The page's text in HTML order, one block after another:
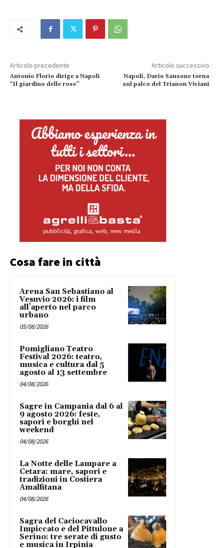
Articolo precedente
Antonio Florio dirige a Napoli
“Il giardino delle rose”
Articolo successivo
Napoli, Dario Sansone torna
sul palco del Trianon Viviani
Cosa fare in città
Arena San Sebastiano al
Vesuvio 2026: i film
all’aperto nel parco
urbano
05/08/2026
Pomigliano Teatro
Festival 2026: teatro,
musica e cultura dal 5
agosto al 13 settembre
04/08/2026
Sagre in Campania dal 6 al
9 agosto 2026: feste,
sapori e borghi nel
weekend
04/08/2026
La Notte delle Lampare a
Cetara: mare, sapori e
tradizioni in Costiera
Amalfitana
04/08/2026
Sagra del Caciocavallo
Impiccato e del Pittulone a
Serino: tre serate di gusto
e musica in Irpinia